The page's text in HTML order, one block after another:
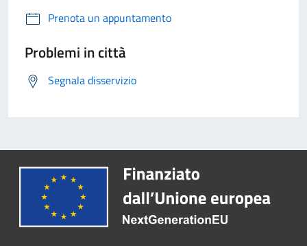
Prenota un appuntamento
Problemi in città
Segnala disservizio